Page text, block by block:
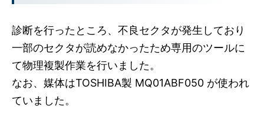
診断を行ったところ、不良セクタが発生しており
一部のセクタが読めなかったため専用のツールに
て物理複製作業を行いました。
なお、媒体はTOSHIBA製 MQ01ABF050 が使われ
ていました。